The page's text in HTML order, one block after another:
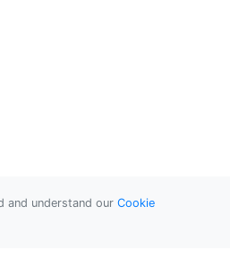
and understand our Cookie